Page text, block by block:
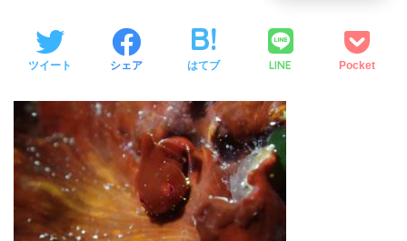
ツイート シェア はてブ LINE Pocket